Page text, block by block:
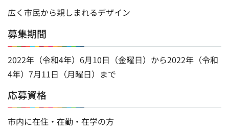
広く市民から親しまれるデザイン
募集期間
2022年（令和4年）6月10日（金曜日）から2022年（令和
4年）7月11日（月曜日）まで
応募資格
市内に在住・在勤・在学の方